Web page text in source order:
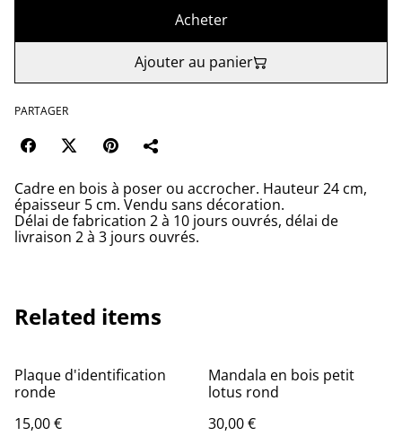
Acheter
Ajouter au panier
PARTAGER
Cadre en bois à poser ou accrocher. Hauteur 24 cm,
épaisseur 5 cm. Vendu sans décoration.
Délai de fabrication 2 à 10 jours ouvrés, délai de
livraison 2 à 3 jours ouvrés.
Related items
Plaque d'identification
ronde
15,00 €
Mandala en bois petit
lotus rond
30,00 €